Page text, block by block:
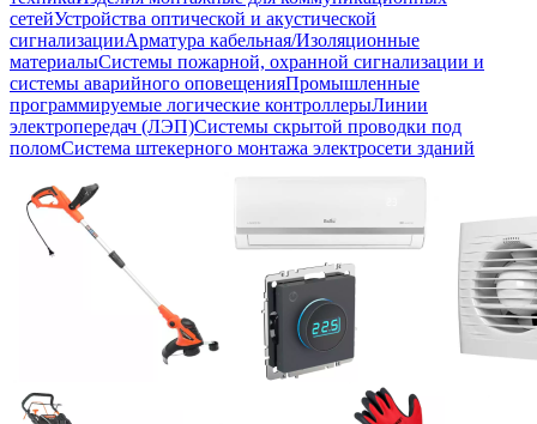
сетейУстройства оптической и акустической
сигнализацииАрматура кабельная/Изоляционные
материалыСистемы пожарной, охранной сигнализации и
системы аварийного оповещенияПромышленные
программируемые логические контроллерыЛинии
электропередач (ЛЭП)Системы скрытой проводки под
поломСистема штекерного монтажа электросети зданий